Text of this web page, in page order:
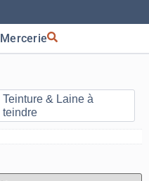
Mercerie
Teinture & Laine à
teindre